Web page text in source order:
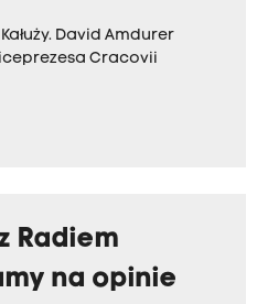
David Amdurer
Cracovii
Radiem
na opinie